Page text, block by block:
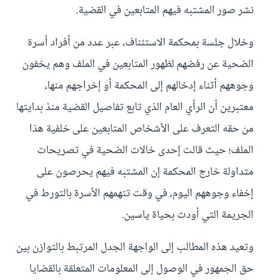
نشر صور المشتبه فيهم المتابعين في القضية.
وخلال جلسة بمحكمة الاستئناف، عبر عدد من أفراد أسرة
الضحية عن رفضهم لظهور المتابعين في الملف وهم يخفون
وجوههم أثناء إدخالهم إلى المحكمة أو إخراجهم منها،
معتبرين أن الرأي العام الذي تابع تفاصيل القضية منذ بدايتها
من حقه التعرف على الأشخاص المتابعين على خلفية هذا
الملف؛ حيث قالت إحدى خالات الضحية في تصريحات
متداولة خارج المحكمة إن المشتبه فيهم يحرصون على
إخفاء وجوههم اليوم، في وقت تتهمهم الأسرة بالتورط في
الجريمة التي أودت بحياة ياسين.
وتعيد هذه المطالب إلى الواجهة الجدل المرتبط بالتوازن بين
حق الجمهور في الوصول إلى المعلومات المتعلقة بالقضايا